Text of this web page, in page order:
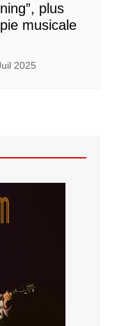
plus
musicale
2025